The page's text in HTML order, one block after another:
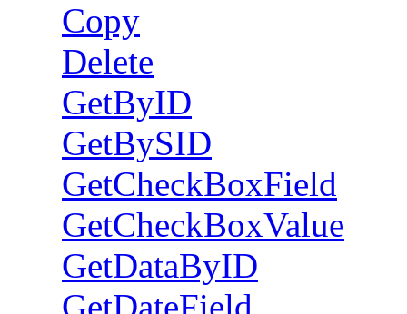
Copy
Delete
GetByID
GetBySID
GetCheckBoxField
GetCheckBoxValue
GetDataByID